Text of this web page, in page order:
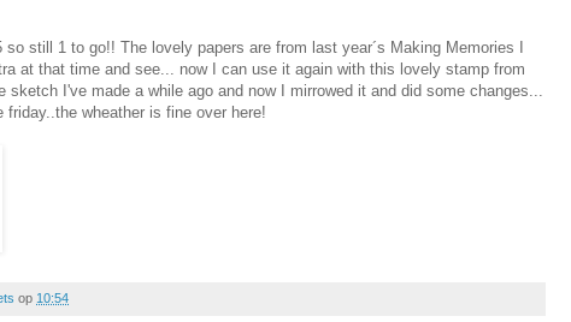
so still 1 to go!! The lovely papers are from last year´s Making Memories I
at that time and see... now I can use it again with this lovely stamp from
sketch I've made a while ago and now I mirrowed it and did some changes...
friday..the wheather is fine over here!
op 10:54